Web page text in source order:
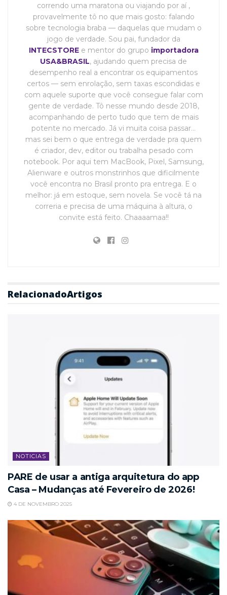
correndo uma maratona ou viajando por aí ,
provavelmente tô no que mais gosto: falando
sobre tecnologia braba — daquelas que mudam o
jogo de verdade. Sou pai, fundador da
INTECSTOREe mentor do grupo importadora
USA&BRASIL, ajudando quem precisa de
desempenho real a encontrar os equipamentos
certos — sem enrolação, sem taxas escondidas e
com aquele suporte que você consegue falar com
gente de verdade. Tô nesse mundo desde 2018,
acompanhando de perto tudo que tem de mais
potente no mercado. Já vi muita coisa passar…
mas sei bem o que entrega de verdade pra quem
é criador, dev, editor ou trabalha pesado com
notebook. Por aqui tem MacBook, Pixel, Samsung,
Alienware e outros monstrinhos que dificilmente
você encontra no Brasil pronto pra entrega. E o
melhor: já em estoque, sem novela. Se você tá na
correria e precisa de uma máquina à altura, o
convite está feito. Chaaaamaa!!
RelacionadoArtigos
NOTICIAS
PARE de usar a antiga arquitetura do app
Casa – Mudanças até Fevereiro de 2026!
4 DE NOVEMBRO 2025